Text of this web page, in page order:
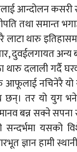
आन्दोलन
तथा समान्त
लाटा थारु
दुवईलगायत अन्य
थारु दलाली गर्दै
नचिनेरै यो
छन्। तर यो
बन्न सक्ने सपना
यसको
ज्ञान हामी